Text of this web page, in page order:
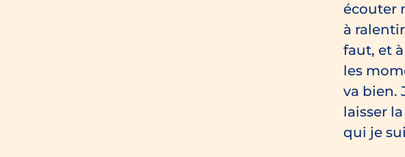
écouter
à
faut, et
les
va bien.
laisser
qui je